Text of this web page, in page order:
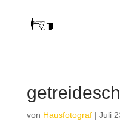
von Hausfotograf| Juli